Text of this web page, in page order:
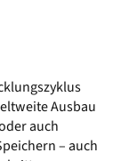
Ausbau
auch
– auch